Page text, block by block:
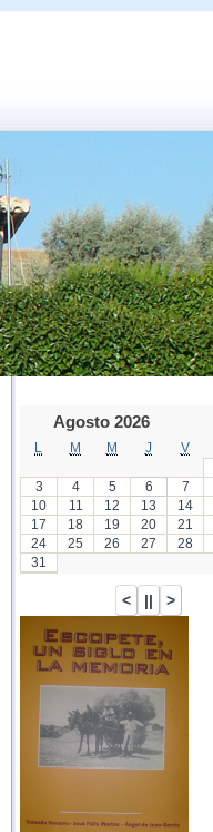
Agosto 2026
M M J V
3
4 5 6 7
10
11 12 13 14
17
18 19 20 21
24
25 26 27 28
31